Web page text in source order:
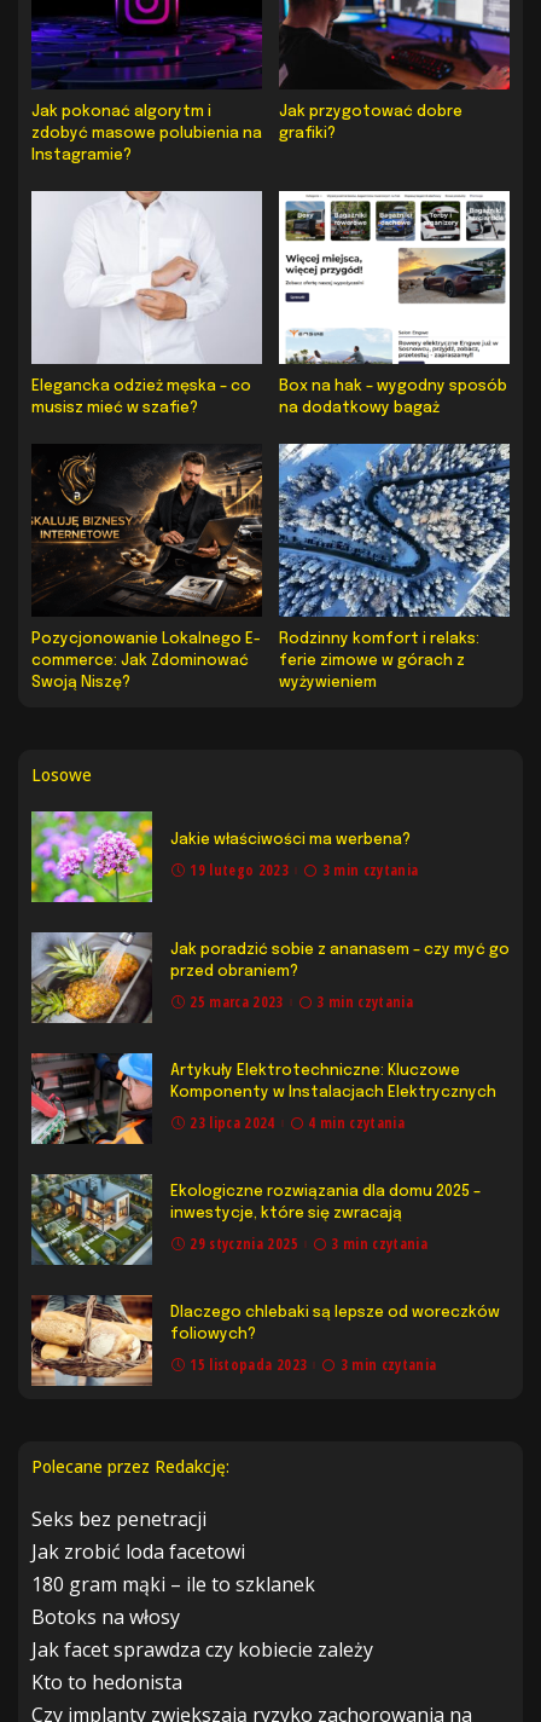
Jak pokonać algorytm i
zdobyć masowe polubienia na
Instagramie?
Jak przygotować dobre
grafiki?
Elegancka odzież męska – co
musisz mieć w szafie?
Box na hak – wygodny sposób
na dodatkowy bagaż
Pozycjonowanie Lokalnego E-
commerce: Jak Zdominować
Swoją Niszę?
Rodzinny komfort i relaks:
ferie zimowe w górach z
wyżywieniem
Losowe
Jakie właściwości ma werbena?
19 lutego 2023 3 min czytania
Jak poradzić sobie z ananasem – czy myć go
przed obraniem?
25 marca 2023 3 min czytania
Artykuły Elektrotechniczne: Kluczowe
Komponenty w Instalacjach Elektrycznych
23 lipca 2024 4 min czytania
Ekologiczne rozwiązania dla domu 2025 –
inwestycje, które się zwracają
29 stycznia 2025 3 min czytania
Dlaczego chlebaki są lepsze od woreczków
foliowych?
15 listopada 2023 3 min czytania
Polecane przez Redakcję:
Seks bez penetracji
Jak zrobić loda facetowi
180 gram mąki – ile to szklanek
Botoks na włosy
Jak facet sprawdza czy kobiecie zależy
Kto to hedonista
Czy implanty zwiększają ryzyko zachorowania na